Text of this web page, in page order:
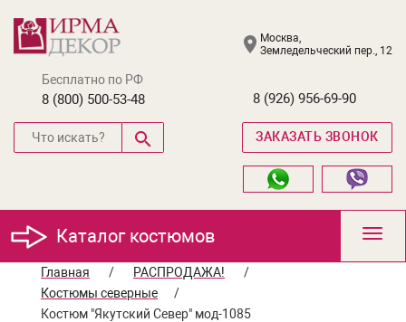
Москва,
Земледельческий пер., 12
Бесплатно по РФ
8 (800) 500-53-48 8 (926) 956-69-90
ЗАКАЗАТЬ ЗВОНОК
Каталог костюмов
Главная
/ РАСПРОДАЖА!
/
Костюмы северные
/
Костюм "Якутский Север" мод-1085